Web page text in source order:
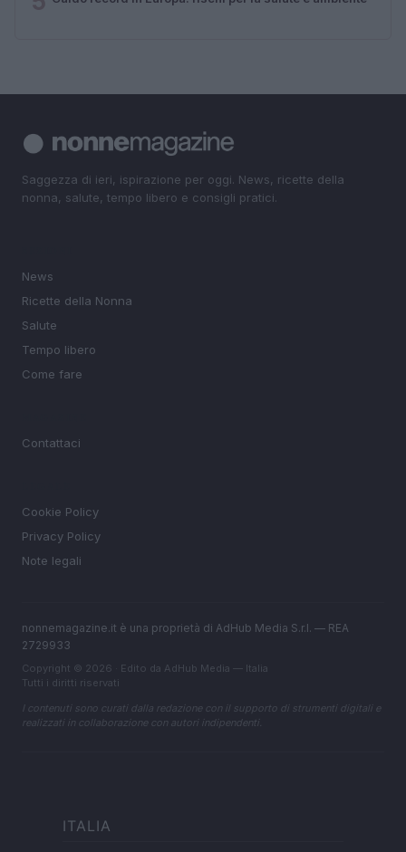
Saggezza di ieri, ispirazione per oggi. News, ricette della
nonna, salute, tempo libero e consigli pratici.
News
Ricette della Nonna
Salute
Tempo libero
Come fare
Contattaci
Cookie Policy
Privacy Policy
Note legali
nonnemagazine.it è una proprietà di AdHub Media S.r.l. — REA
2729933
Copyright © 2026 · Edito da AdHub Media — Italia
Tutti i diritti riservati
I contenuti sono curati dalla redazione con il supporto di strumenti digitali e
realizzati in collaborazione con autori indipendenti.
ITALIA